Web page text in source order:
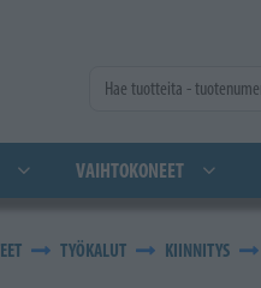
VAIHTOKONEET
TYÖKALUT KIINNITYS